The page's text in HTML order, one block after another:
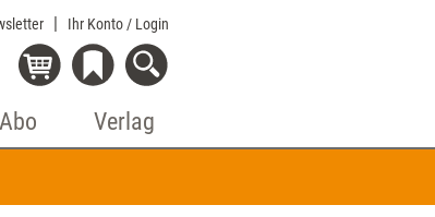
Ihr Konto / Login
Verlag